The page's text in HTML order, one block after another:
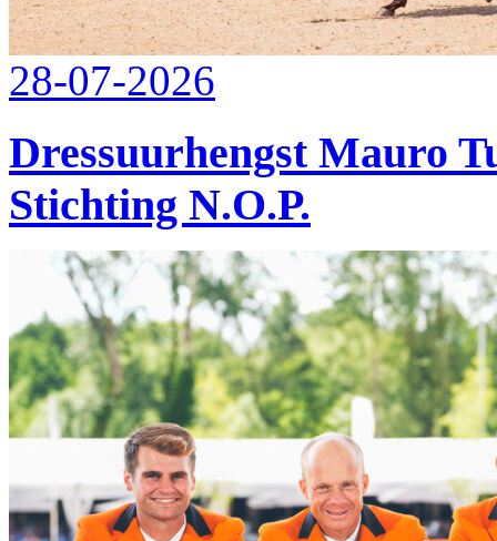
28-07-2026
Dressuurhengst Mauro
Stichting N.O.P.